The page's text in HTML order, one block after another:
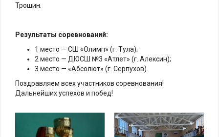
Трошин.
Результаты соревнований:
1 место — СШ «Олимп» (г. Тула);
2 место — ДЮСШ №3 «Атлет» (г. Алексин);
3 место — «Абсолют» (г. Серпухов).
Поздравляем всех участников соревнования!
Дальнейших успехов и побед!